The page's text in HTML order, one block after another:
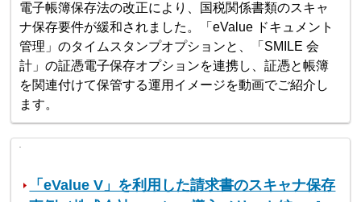
電子帳簿保存法の改正により、国税関係書類のスキャ
ナ保存要件が緩和されました。「eValue ドキュメント
管理」のタイムスタンプオプションと、「SMILE 会
計」の証憑電子保存オプションを連携し、証憑と帳簿
を関連付けて保管する運用イメージを動画でご紹介し
ます。
「eValue V」を利用した請求書のスキャナ保存